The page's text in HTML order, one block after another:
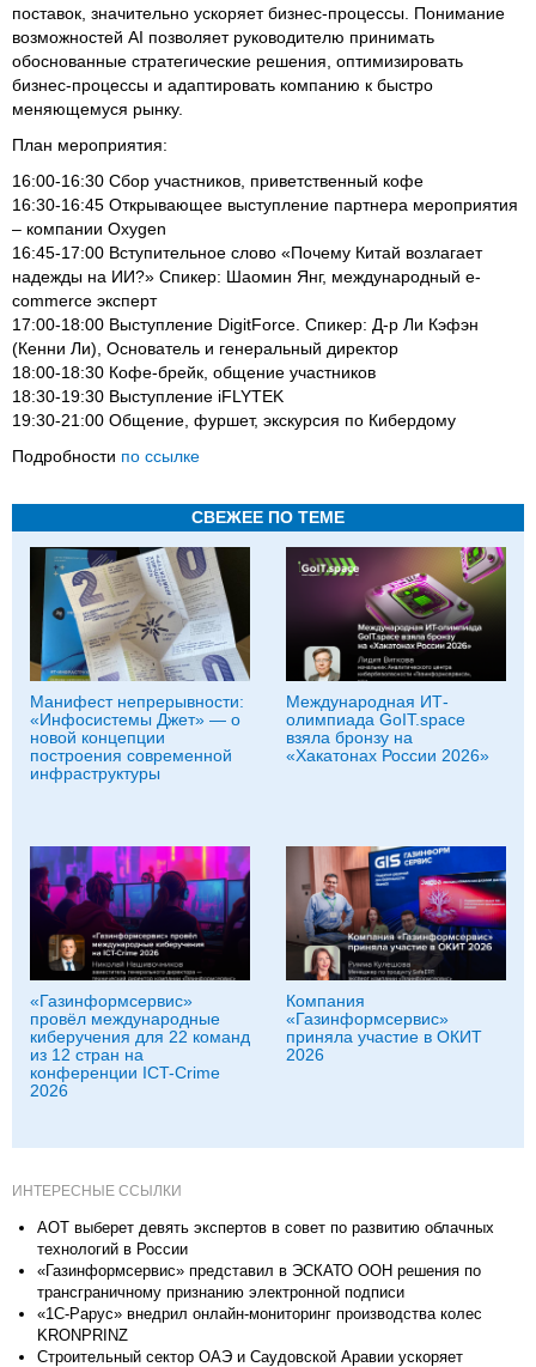
поставок, значительно ускоряет бизнес-процессы. Понимание
возможностей AI позволяет руководителю принимать
обоснованные стратегические решения, оптимизировать
бизнес-процессы и адаптировать компанию к быстро
меняющемуся рынку.
План мероприятия:
16:00-16:30 Сбор участников, приветственный кофе
16:30-16:45 Открывающее выступление партнера мероприятия
– компании Oxygen
16:45-17:00 Вступительное слово «Почему Китай возлагает
надежды на ИИ?» Спикер: Шаомин Янг, международный e-
commerce эксперт
17:00-18:00 Выступление DigitForce. Спикер: Д-р Ли Кэфэн
(Кенни Ли), Основатель и генеральный директор
18:00-18:30 Кофе-брейк, общение участников
18:30-19:30 Выступление iFLYTEK
19:30-21:00 Общение, фуршет, экскурсия по Кибердому
Подробности по ссылке
СВЕЖЕЕ ПО ТЕМЕ
Манифест непрерывности:
«Инфосистемы Джет» — о
новой концепции
построения современной
инфраструктуры
Международная ИТ-
олимпиада GoIT.space
взяла бронзу на
«Хакатонах России 2026»
«Газинформсервис»
провёл международные
киберучения для 22 команд
из 12 стран на
конференции ICT-Crime
2026
Компания
«Газинформсервис»
приняла участие в ОКИТ
2026
ИНТЕРЕСНЫЕ ССЫЛКИ
АОТ выберет девять экспертов в совет по развитию облачных
технологий в России
«Газинформсервис» представил в ЭСКАТО ООН решения по
трансграничному признанию электронной подписи
«1С-Рарус» внедрил онлайн-мониторинг производства колес
KRONPRINZ
Строительный сектор ОАЭ и Саудовской Аравии ускоряет